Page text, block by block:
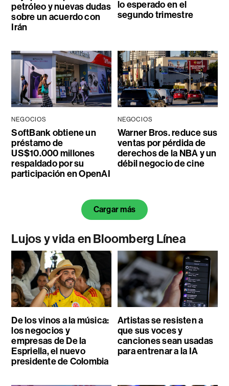
petróleo y nuevas dudas
sobre un acuerdo con
Irán
lo esperado en el
segundo trimestre
NEGOCIOS
SoftBank obtiene un
préstamo de
US$10.000 millones
respaldado por su
participación en OpenAI
NEGOCIOS
Warner Bros. reduce sus
ventas por pérdida de
derechos de la NBA y un
débil negocio de cine
Cargar más
Lujos y vida en Bloomberg Línea
De los vinos a la música:
los negocios y
empresas de De la
Espriella, el nuevo
presidente de Colombia
Artistas se resisten a
que sus voces y
canciones sean usadas
para entrenar a la IA